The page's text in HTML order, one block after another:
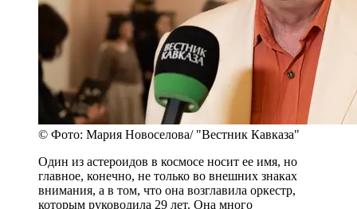
© Фото: Мария Новоселова/ "Вестник Кавказа"
Один из астероидов в космосе носит ее имя, но
главное, конечно, не только во внешних знаках
внимания, а в том, что она возглавила оркестр,
которым руководила 29 лет. Она много